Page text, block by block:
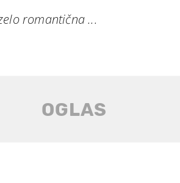
romantična ...